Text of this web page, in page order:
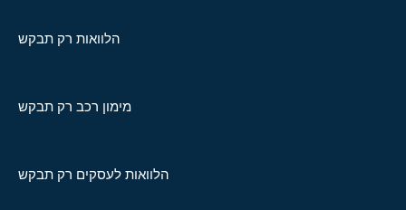
הלוואות רק תבקש
מימון רכב רק תבקש
הלוואות לעסקים רק תבקש